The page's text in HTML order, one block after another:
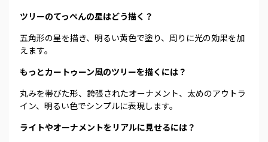
ツリーのてっぺんの星はどう描く？
五角形の星を描き、明るい黄色で塗り、周りに光の効果を加
えます。
もっとカートゥーン風のツリーを描くには？
丸みを帯びた形、誇張されたオーナメント、太めのアウトラ
イン、明るい色でシンプルに表現します。
ライトやオーナメントをリアルに見せるには？